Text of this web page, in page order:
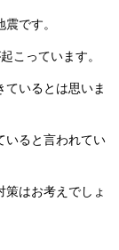
です。
こっています。
いるとは思いま
いると言われてい
策はお考えでしょ